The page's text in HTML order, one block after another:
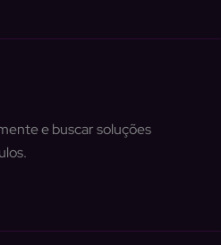
e buscar soluções